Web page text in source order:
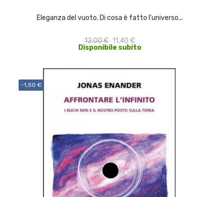
Eleganza del vuoto. Di cosa è fatto l'universo...
12,00 € 11,40 €
Disponibile subito
-1,50 €